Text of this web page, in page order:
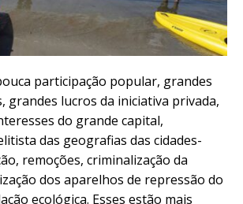
participação popular, grandes
grandes lucros da iniciativa privada,
do grande capital,
das geografias das cidades-
remoções, criminalização da
dos aparelhos de repressão do
ecológica. Esses estão mais